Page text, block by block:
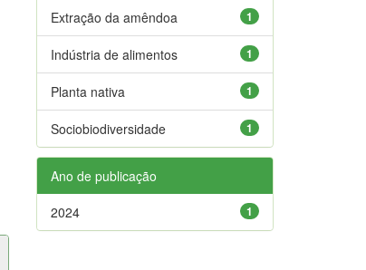
1
Extração da amêndoa
1
Indústria de alimentos
1
Planta nativa
1
Sociobiodiversidade
Ano de publicação
1
2024